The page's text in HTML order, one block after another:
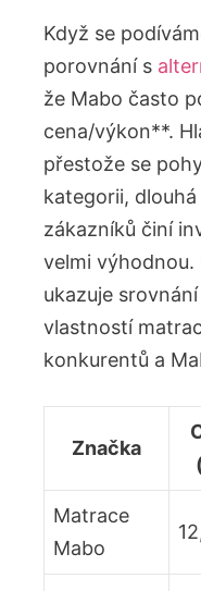
Když se
porovnání s
že Mabo často
cena/výkon**.
přestože se
kategorii,
zákazníků činí
velmi výhodnou.
ukazuje
vlastností
konkurentů a
Značka
Matrace
Mabo